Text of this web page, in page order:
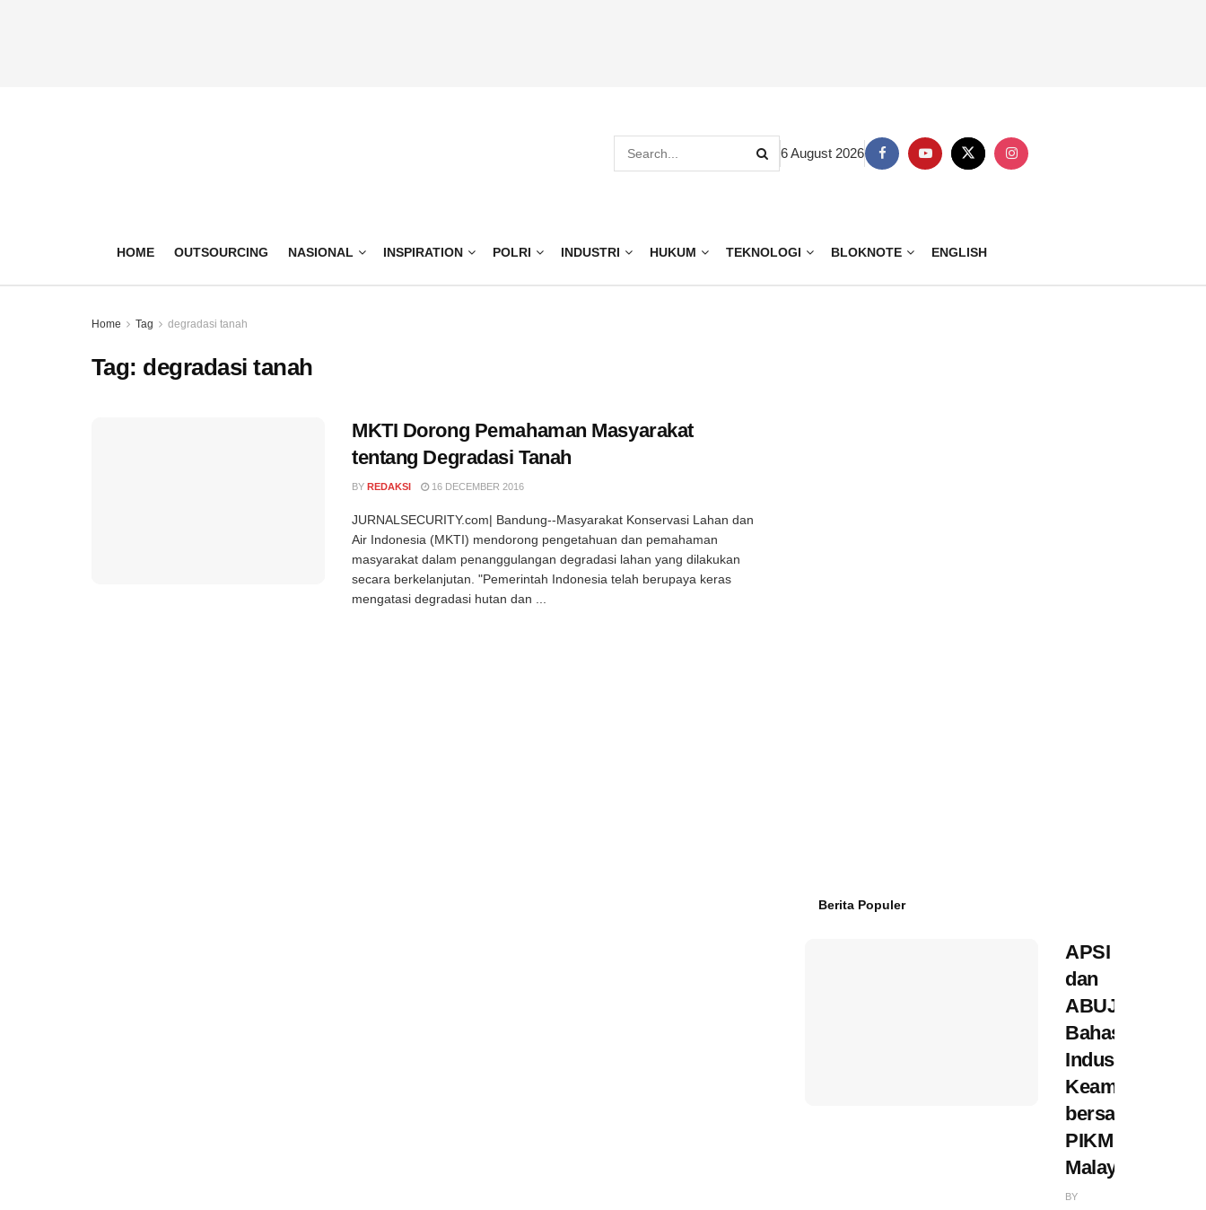
6 August 2026
HOME OUTSOURCING NASIONAL INSPIRATION POLRI INDUSTRI HUKUM TEKNOLOGI BLOKNOTE ENGLISH
Home Tag degradasi tanah
Tag: degradasi tanah
MKTI Dorong Pemahaman Masyarakat
tentang Degradasi Tanah
BY REDAKSI 16 DECEMBER 2016
JURNALSECURITY.com| Bandung--Masyarakat Konservasi Lahan dan
Air Indonesia (MKTI) mendorong pengetahuan dan pemahaman
masyarakat dalam penanggulangan degradasi lahan yang dilakukan
secara berkelanjutan. "Pemerintah Indonesia telah berupaya keras
mengatasi degradasi hutan dan ...
Berita Populer
APSI
dan
ABUJAPI
Bahas
Industri
Keamanan
bersama
PIKM
Malaysia
BY